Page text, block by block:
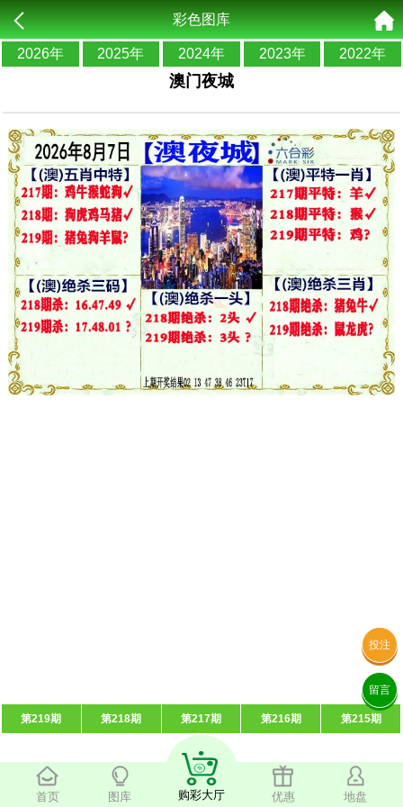
彩色图库
2026年 2025年 2024年 2023年 2022年
澳门夜城
第219期 第218期 第217期 第216期 第215期
首页 图库 购彩大厅 优惠 地盘
投注
留言